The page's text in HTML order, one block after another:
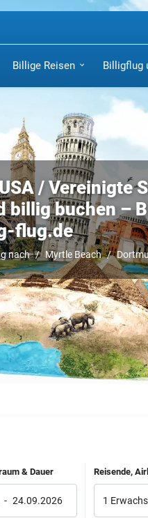
Billige Reisen Billigflug
/ Vereinigte
billig buchen –
flug.de
nach Myrtle Beach
& Dauer
- 24.09.2026
Reisende,
1